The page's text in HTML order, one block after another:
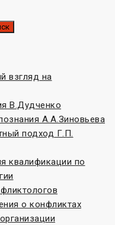
взгляд на
В.Дудченко
А.А.Зиновьева
подход Г.П.
квалификации по
о конфликтах